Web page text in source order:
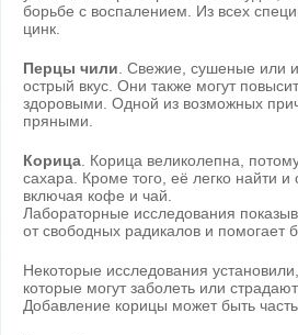
борьбе с воспалением. Из всех
цинк.
Перцы чили . Свежие, сушеные или
острый вкус. Они также могут
здоровыми. Одной из возможных
пряными.
Корица . Корица великолепна,
сахара. Кроме того, её легко найти
включая кофе и чай.
Лабораторные исследования
от свободных радикалов и помогает
Некоторые исследования
которые могут заболеть или
Добавление корицы может быть